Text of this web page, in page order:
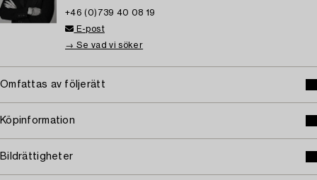
+46 (0)739 40 08 19
E-post
→ Se vad vi söker
Omfattas av följerätt
Köpinformation
Bildrättigheter